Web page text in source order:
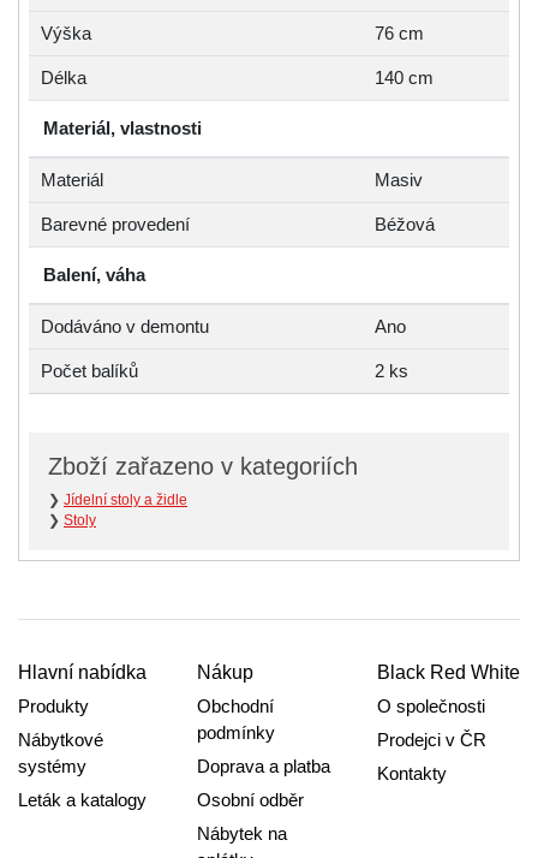
Výška 76 cm
Délka 140 cm
Materiál, vlastnosti
Materiál Masiv
Barevné provedení Béžová
Balení, váha
Dodáváno v demontu Ano
Počet balíků 2 ks
Zboží zařazeno v kategoriích
❯ Jídelní stoly a židle
❯ Stoly
Hlavní nabídka
Produkty
Nábytkové
systémy
Leták a katalogy
Nákup
Obchodní
podmínky
Doprava a platba
Osobní odběr
Nábytek na
Black Red White
O společnosti
Prodejci v ČR
Kontakty